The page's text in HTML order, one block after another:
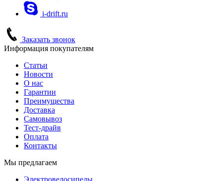
i-drift.ru
Заказать звонок
Информация покупателям
Статьи
Новости
О нас
Гарантии
Преимущества
Доставка
Самовывоз
Тест-драйв
Оплата
Контакты
Мы предлагаем
Электровелосипеды